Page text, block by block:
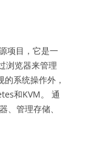
项目，它是一
浏览器来管理
系统操作外，
和KVM。 通
、管理存储、